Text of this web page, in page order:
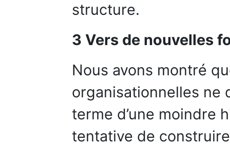
structure.
3 Vers de nouvelles
Nous avons montré
organisationnelles ne
terme d’une moindre
tentative de